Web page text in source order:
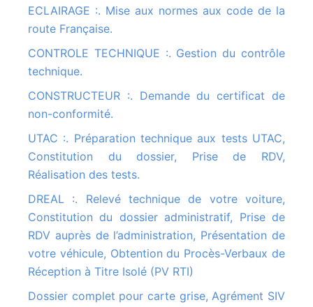
ECLAIRAGE :. Mise aux normes aux code de la
route Française.
CONTROLE TECHNIQUE :. Gestion du contrôle
technique.
CONSTRUCTEUR :. Demande du certificat de
non-conformité.
UTAC :. Préparation technique aux tests UTAC,
Constitution du dossier, Prise de RDV,
Réalisation des tests.
DREAL :. Relevé technique de votre voiture,
Constitution du dossier administratif, Prise de
RDV auprès de l’administration, Présentation de
votre véhicule, Obtention du Procès-Verbaux de
Réception à Titre Isolé (PV RTI)
Dossier complet pour carte grise, Agrément SIV